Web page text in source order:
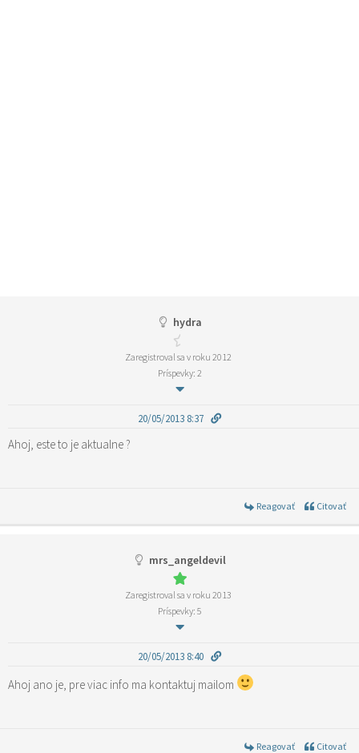
hydra
Zaregistroval sa v roku 2012
Príspevky: 2
20/05/2013 8:37
Ahoj, este to je aktualne ?
Reagovať Citovať
mrs_angeldevil
Zaregistroval sa v roku 2013
Príspevky: 5
20/05/2013 8:40
Ahoj ano je, pre viac info ma kontaktuj mailom
Reagovať Citovať